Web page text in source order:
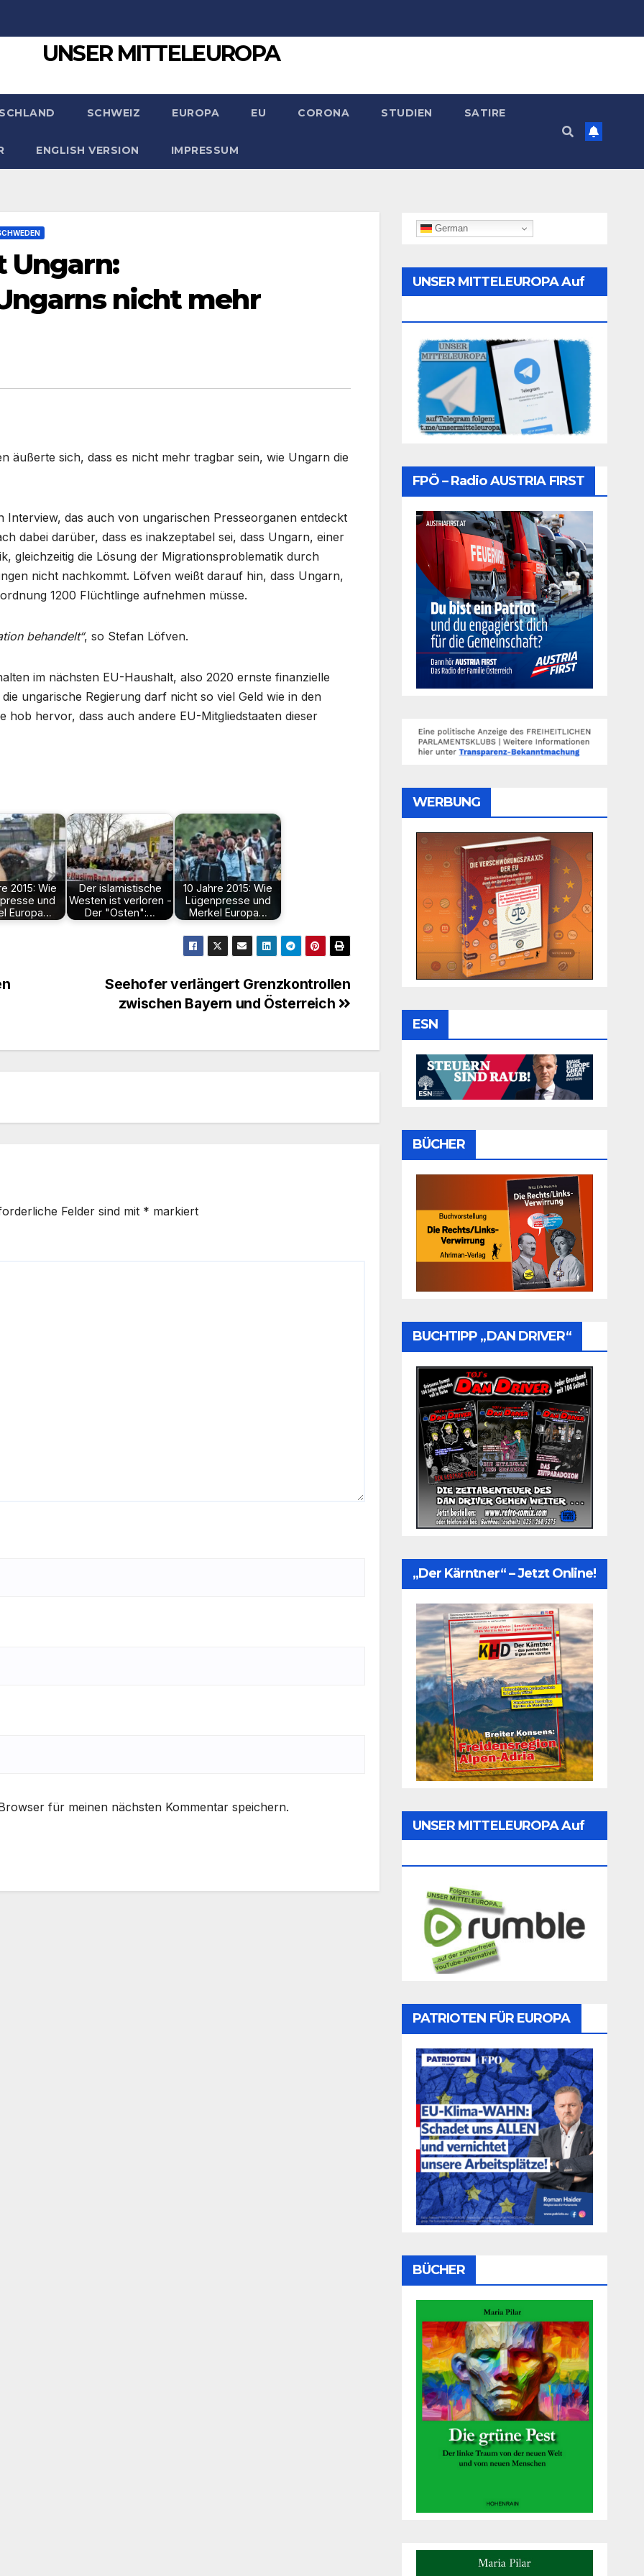
UNSER MITTELEUROPA
SCHWEIZ EUROPA EU CORONA STUDIEN SATIRE
ENGLISH VERSION IMPRESSUM
Ungarn:
nicht mehr
äußerte sich, dass es nicht mehr tragbar sein, wie Ungarn die
das auch von ungarischen Presseorganen entdeckt
dabei darüber, dass es inakzeptabel sei, dass Ungarn, einer
gleichzeitig die Lösung der Migrationsproblematik durch
nicht nachkommt. Löfven weißt darauf hin, dass Ungarn,
1200 Flüchtlinge aufnehmen müsse.
behandelt“, so Stefan Löfven.
im nächsten EU-Haushalt, also 2020 ernste finanzielle
ungarische Regierung darf nicht so viel Geld wie in den
hob hervor, dass auch andere EU-Mitgliedstaaten dieser
2015: Wie
und
Europa…
Der islamistische
Westen ist verloren -
Der "Osten":…
10 Jahre 2015: Wie
Lügenpresse und
Merkel Europa…
Seehofer verlängert Grenzkontrollen
zwischen Bayern und Österreich
Felder sind mit * markiert
für meinen nächsten Kommentar speichern.
German
UNSER MITTELEUROPA Auf
FPÖ – Radio AUSTRIA FIRST
WERBUNG
ESN
BÜCHER
BUCHTIPP „DAN DRIVER“
„Der Kärntner“ – Jetzt Online!
UNSER MITTELEUROPA Auf
PATRIOTEN FÜR EUROPA
BÜCHER